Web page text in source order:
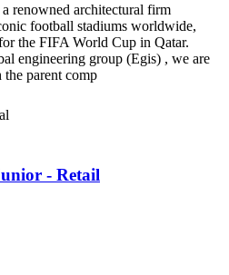
renowned architectural firm
football stadiums worldwide,
the FIFA World Cup in Qatar.
engineering group (Egis) , we are
parent comp
- Retail